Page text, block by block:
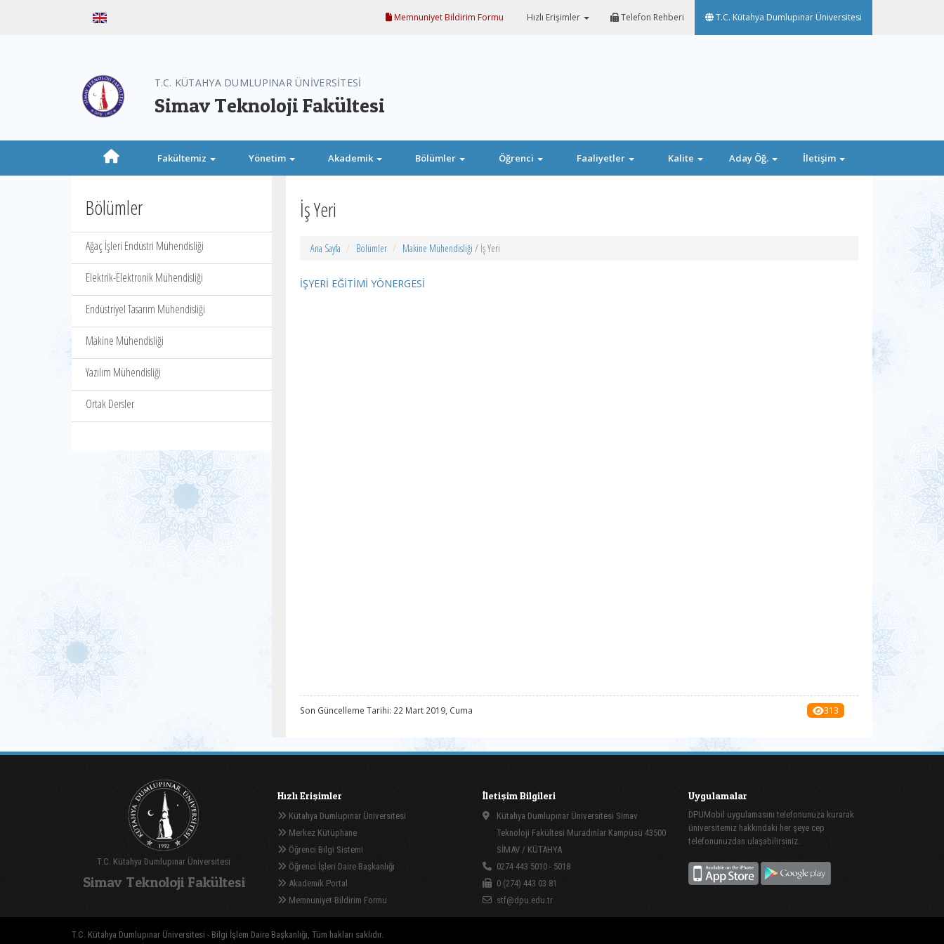
Memnuniyet Bildirim Formu Hızlı Erişimler Telefon Rehberi T.C. Kütahya Dumlupınar Üniversitesi
T.C. KÜTAHYA DUMLUPINAR ÜNİVERSİTESİ
Simav Teknoloji Fakültesi
Fakültemiz Yönetim Akademik Bölümler Öğrenci Faaliyetler Kalite Aday Öğ. İletişim
Bölümler
Ağaç İşleri Endüstri Mühendisliği
Elektrik-Elektronik Mühendisliği
Endüstriyel Tasarım Mühendisliği
Makine Mühendisliği
Yazılım Mühendisliği
Ortak Dersler
İş Yeri
Ana Sayfa Bölümler Makine Mühendisliği / İş Yeri
İŞYERİ EĞİTİMİ YÖNERGESİ
Son Güncelleme Tarihi: 22 Mart 2019, Cuma 313
T.C. Kütahya Dumlupınar Üniversitesi
Simav Teknoloji Fakültesi
Hızlı Erişimler
Kütahya Dumlupınar Üniversitesi
Merkez Kütüphane
Öğrenci Bilgi Sistemi
Öğrenci İşleri Daire Başkanlığı
Akademik Portal
Memnuniyet Bildirim Formu
İletişim Bilgileri
Kütahya Dumlupınar Üniversitesi Simav
Teknoloji Fakültesi Muradınlar Kampüsü 43500
SİMAV / KÜTAHYA
0274 443 5010 - 5018
0 (274) 443 03 81
stf@dpu.edu.tr
Uygulamalar
DPUMobil uygulamasını telefonunuza kurarak
üniversitemiz hakkındaki her şeye cep
telefonunuzdan ulaşabilirsiniz.
T.C. Kütahya Dumlupınar Üniversitesi - Bilgi İşlem Daire Başkanlığı, Tüm hakları saklıdır.